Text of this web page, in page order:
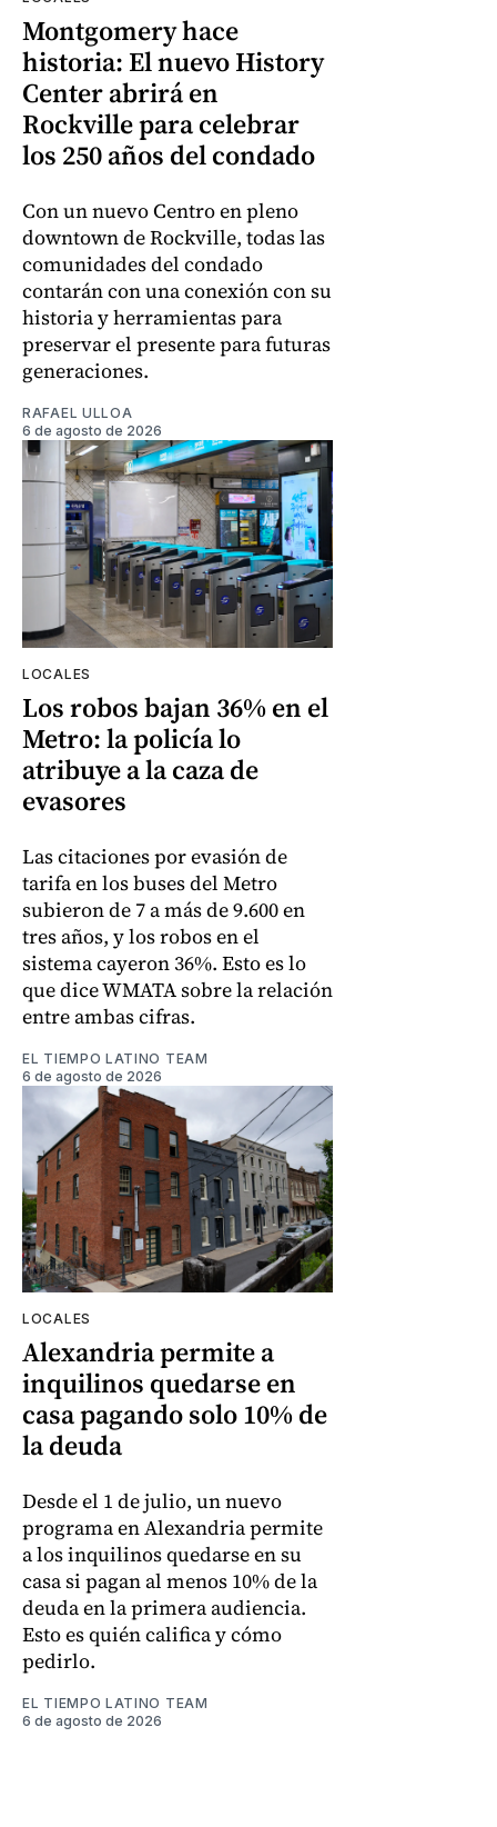
Montgomery hace
historia: El nuevo History
Center abrirá en
Rockville para celebrar
los 250 años del condado
Con un nuevo Centro en pleno
downtown de Rockville, todas las
comunidades del condado
contarán con una conexión con su
historia y herramientas para
preservar el presente para futuras
generaciones.
RAFAEL ULLOA
6 de agosto de 2026
LOCALES
Los robos bajan 36% en el
Metro: la policía lo
atribuye a la caza de
evasores
Las citaciones por evasión de
tarifa en los buses del Metro
subieron de 7 a más de 9.600 en
tres años, y los robos en el
sistema cayeron 36%. Esto es lo
que dice WMATA sobre la relación
entre ambas cifras.
EL TIEMPO LATINO TEAM
6 de agosto de 2026
LOCALES
Alexandria permite a
inquilinos quedarse en
casa pagando solo 10% de
la deuda
Desde el 1 de julio, un nuevo
programa en Alexandria permite
a los inquilinos quedarse en su
casa si pagan al menos 10% de la
deuda en la primera audiencia.
Esto es quién califica y cómo
pedirlo.
EL TIEMPO LATINO TEAM
6 de agosto de 2026